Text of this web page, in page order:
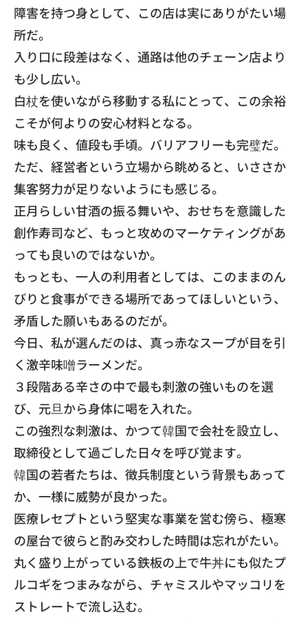
障害を持つ身として、この店は実にありがたい場
所だ。
入り口に段差はなく、通路は他のチェーン店より
も少し広い。
白杖を使いながら移動する私にとって、 この余裕
こそが何よりの安心材料となる。
​味も良く、値段も手頃。バリアフリーも完璧だ。
ただ、経営者という立場から眺めると、 いささか
集客努力が足りないようにも感じる。
正月らしい甘酒の振る舞いや、おせちを意識した
創作寿司など、 もっと攻めのマーケティングがあ
っても良いのではないか。
もっとも、一人の利用者としては、 このままのん
びりと食事ができる場所であってほしいという、
矛盾した願いもあるのだが。
​今日、私が選んだのは、 真っ赤なスープが目を引
く激辛味噌ラーメンだ。
３段階ある辛さの中で最も刺激の強いものを選
び、 元旦から身体に喝を入れた。
この強烈な刺激は、かつて韓国で会社を設立し、
取締役として過ごした日々を呼び覚ます。
​韓国の若者たちは、徴兵制度という背景もあって
か、 一様に威勢が良かった。
医療レセプトという堅実な事業を営む傍ら、 極寒
の屋台で彼らと酌み交わした時間は忘れがたい。
丸く盛り上がっている鉄板の上で牛丼にも似たプ
ルコギをつまみながら、 チャミスルやマッコリを
ストレートで流し込む。